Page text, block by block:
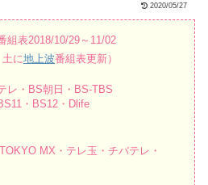
2020/05/27
組表2018/10/29～11/02
に地上波番組表更新）
レ・BS朝日・BS-TBS
・BS12・Dlife
MX・テレ玉・チバテレ・